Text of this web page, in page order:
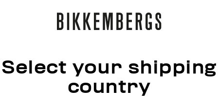
Select your shipping
country